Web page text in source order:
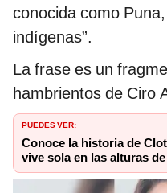
conocida como
indígenas”.
La frase es un
hambrientos de Ciro
PUEDES VER:
Conoce la historia de
vive sola en las alturas